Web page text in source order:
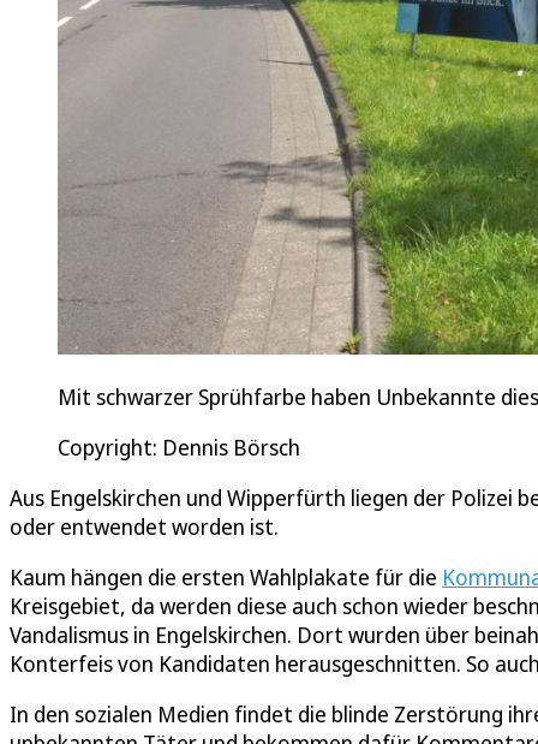
Mit schwarzer Sprühfarbe haben Unbekannte
Copyright: Dennis Börsch
Aus Engelskirchen und Wipperfürth liegen der Polizei
oder entwendet worden ist.
Kaum hängen die ersten Wahlplakate für die
Kreisgebiet, da werden diese auch schon wieder
Vandalismus in Engelskirchen. Dort wurden über
Konterfeis von Kandidaten herausgeschnitten. So
In den sozialen Medien findet die blinde Zerstörung